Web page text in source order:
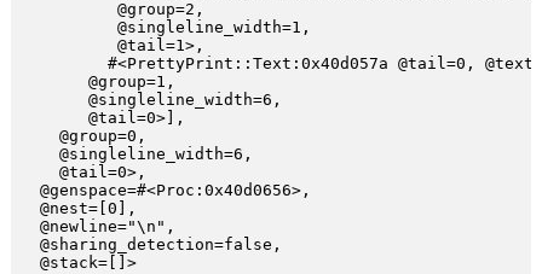
         @group=2,
         @singleline_width=1,
         @tail=1>,
#<PrettyPrint::Text:0x40d057a @tail=0,
      @group=1,
      @singleline_width=6,
      @tail=0>],
   @group=0,
   @singleline_width=6,
   @tail=0>,
@genspace=#<Proc:0x40d0656>,
@nest=[0],
@newline="\n",
@sharing_detection=false,
@stack=[]>